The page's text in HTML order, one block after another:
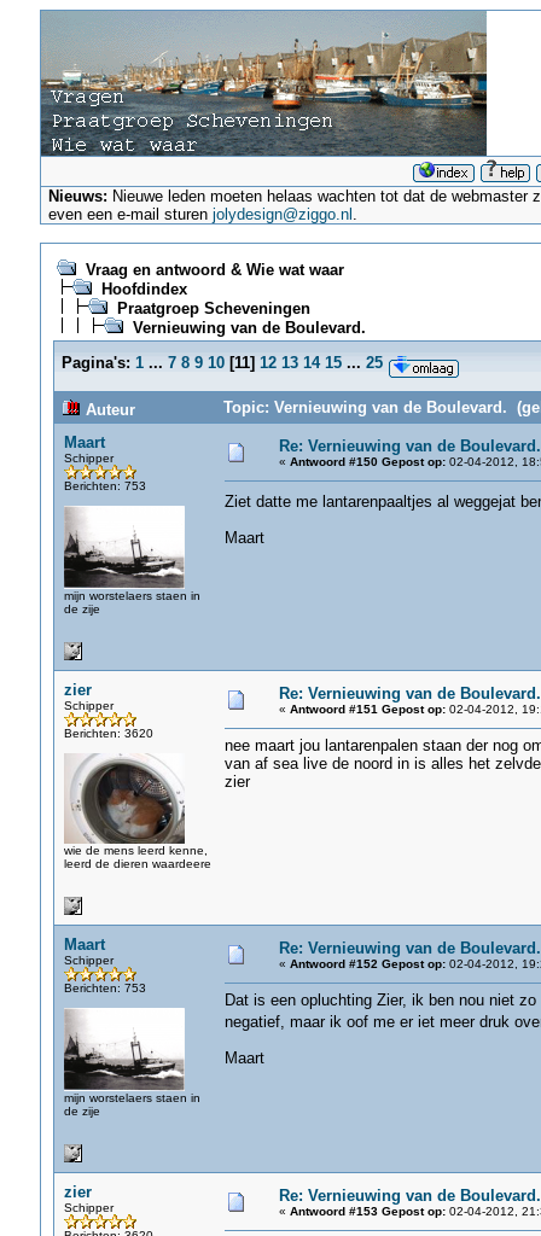
Nieuws: Nieuwe leden moeten helaas wachten tot dat de
even een e-mail sturenjolydesign@ziggo.nl .
Vraag en antwoord & Wie wat waar
Hoofdindex
Praatgroep Scheveningen
Vernieuwing van de Boulevard.
Pagina's: 1 ... 7 8 9 10[11] 12 13 14 15 ... 25
Auteur
Topic: Vernieuwing van de Boulevard.
Maart
Schipper
Berichten: 753
mijn worstelaers staen in
de zije
Re: Vernieuwing van de Boulevard.
« Antwoord #150 Gepost op:02-04-2012,
Ziet datte me lantarenpaaltjes al weggejat
Maart
zier
Schipper
Berichten: 3620
wie de mens leerd kenne,
leerd de dieren waardeere
Re: Vernieuwing van de Boulevard.
« Antwoord #151 Gepost op:02-04-2012,
nee maart jou lantarenpalen staan der nog
van af sea live de noord in is alles het
zier
Maart
Schipper
Berichten: 753
mijn worstelaers staen in
de zije
Re: Vernieuwing van de Boulevard.
« Antwoord #152 Gepost op:02-04-2012,
Dat is een opluchting Zier, ik ben nou niet
negatief, maar ik oof me er iet meer druk
Maart
zier
Schipper
Re: Vernieuwing van de Boulevard.
« Antwoord #153 Gepost op:02-04-2012,